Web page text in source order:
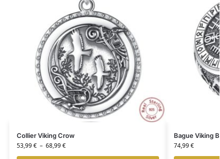
Collier Viking Crow
53,99€ – 68,99€
Bague Viking
74,99€